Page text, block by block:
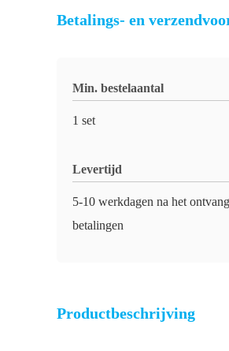
Betalings- en
Min. bestelaantal
1 set
Levertijd
5-10 werkdagen na het
betalingen
Productbeschrijving